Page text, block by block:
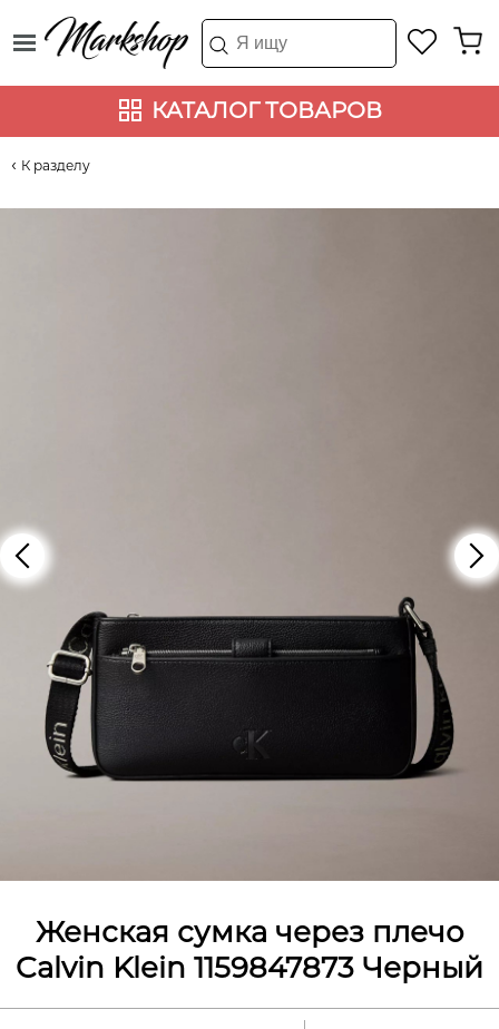
КАТАЛОГ ТОВАРОВ
К разделу
Женская сумка через плечо
Calvin Klein 1159847873 Черный